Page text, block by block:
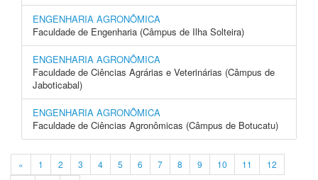
ENGENHARIA AGRONÔMICA
Faculdade de Engenharia (Câmpus de Ilha Solteira)
ENGENHARIA AGRONÔMICA
Faculdade de Ciências Agrárias e Veterinárias (Câmpus de
Jaboticabal)
ENGENHARIA AGRONÔMICA
Faculdade de Ciências Agronômicas (Câmpus de Botucatu)
« 1 2 3 4 5 6 7 8 9 10 11
12